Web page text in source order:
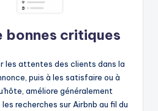
bonnes critiques
les attentes des clients dans la
puis à les satisfaire ou à
améliore généralement
recherches sur Airbnb au fil du